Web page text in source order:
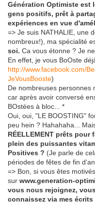
Génération Optimiste est
gens positifs, prêt à
expériences en vue
=> Je suis NATHALIE, une
nombreux!), ma spécialité
soi. Ca vous étonne ? Je
En effet, je vous BoOste
http://www.facebook.com/
JeVousBooste)
De nombreuses personnes
car après avoir conversé
BOstées à bloc... *
Oui, oui, "LE BOOSTING"
peu hein ? Hahahaha...
RÉELLEMENT prêts pour
plein des puissantes
Positives ? (Je parle de
périodes de fêtes de fin
=> Bon, si vous êtes
sur www.generation-
vous nous rejoignez,
connaissez via mes